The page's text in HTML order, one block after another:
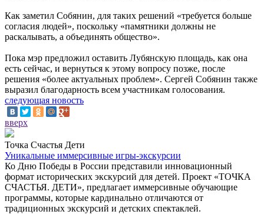
Как заметил Собянин, для таких решений «требуется больше
согласия людей», поскольку «памятники должны не
раскалывать, а объединять общество».
Пока мэр предложил оставить Лубянскую площадь, как она
есть сейчас, и вернуться к этому вопросу позже, после
решения «более актуальных проблем». Сергей Собянин также
выразил благодарность всем участникам голосования.
следующая новость
вверх
Точка Счастья Дети
Уникальные иммерсивные игры-экскурсии
Ко Дню Победы в России представили инновационный
формат исторических экскурсий для детей. Проект «ТОЧКА
СЧАСТЬЯ. ДЕТИ», предлагает иммерсивные обучающие
программы, которые кардинально отличаются от
традиционных экскурсий и детских спектаклей.